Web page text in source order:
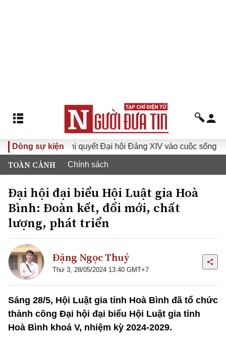
Dòng sự kiện
Đưa Nghị quyết Đại hội Đảng XIV vào cuộc sống Hướng
TOÀN CẢNH Chính sách
Đại hội đại biểu Hội Luật gia Hoà
Bình: Đoàn kết, đổi mới, chất
lượng, phát triển
Đặng Ngọc Thuỷ
Thứ 3, 28/05/2024 13:40 GMT+7
Sáng 28/5, Hội Luật gia tỉnh Hoà Bình đã tổ chức
thành công Đại hội đại biểu Hội Luật gia tỉnh
Hoà Bình khoá V, nhiệm kỳ 2024-2029.